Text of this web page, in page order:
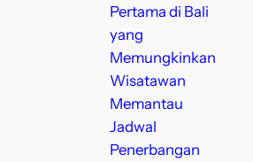
Pertama di Bali
yang
Memungkinkan
Wisatawan
Memantau
Jadwal
Penerbangan